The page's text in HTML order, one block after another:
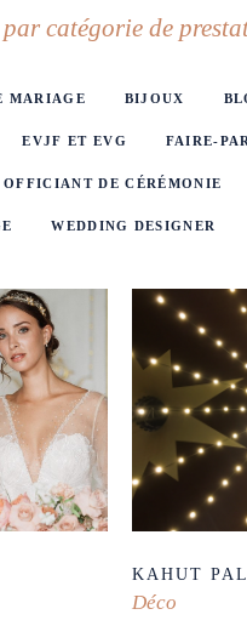
catégorie de
MARIAGE BIJOUX
EVJF ET EVG FAIRE-
OFFICIANT DE CÉRÉMONIE
WEDDING DESIGNER
KAHUT
Déco